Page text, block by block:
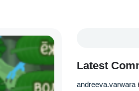
Latest
andreeva.varwara